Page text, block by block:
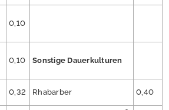
0,10
0,10 Sonstige Dauerkulturen
0,32 Rhabarber 0,40